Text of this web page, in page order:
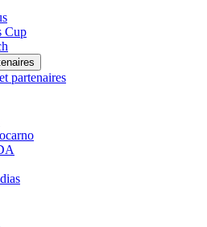
Cup
partenaires